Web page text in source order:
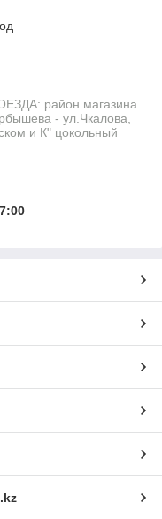
район магазина
- ул.Чкалова,
и К" цокольный